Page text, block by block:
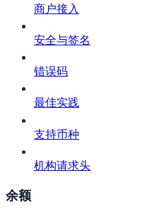
商户接入
安全与签名
错误码
最佳实践
支持币种
机构请求头
余额